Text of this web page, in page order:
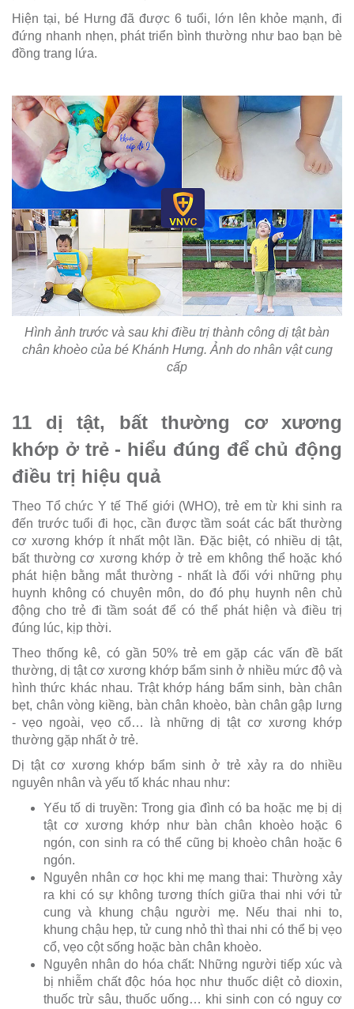
Hiện tại, bé Hưng đã được 6 tuổi, lớn lên khỏe mạnh, đi
đứng nhanh nhẹn, phát triển bình thường như bao bạn bè
đồng trang lứa.
Hình ảnh trước và sau khi điều trị thành công dị tật bàn
chân khoèo của bé Khánh Hưng. Ảnh do nhân vật cung
cấp
11 dị tật, bất thường cơ xương
khớp ở trẻ - hiểu đúng để chủ động
điều trị hiệu quả
Theo Tổ chức Y tế Thế giới (WHO), trẻ em từ khi sinh ra
đến trước tuổi đi học, cần được tầm soát các bất thường
cơ xương khớp ít nhất một lần. Đặc biệt, có nhiều dị tật,
bất thường cơ xương khớp ở trẻ em không thể hoặc khó
phát hiện bằng mắt thường - nhất là đối với những phụ
huynh không có chuyên môn, do đó phụ huynh nên chủ
động cho trẻ đi tầm soát để có thể phát hiện và điều trị
đúng lúc, kịp thời.
Theo thống kê, có gần 50% trẻ em gặp các vấn đề bất
thường, dị tật cơ xương khớp bẩm sinh ở nhiều mức độ và
hình thức khác nhau. Trật khớp háng bẩm sinh, bàn chân
bẹt, chân vòng kiềng, bàn chân khoèo, bàn chân gập lưng
- vẹo ngoài, vẹo cổ… là những dị tật cơ xương khớp
thường gặp nhất ở trẻ.
Dị tật cơ xương khớp bẩm sinh ở trẻ xảy ra do nhiều
nguyên nhân và yếu tố khác nhau như:
Yếu tố di truyền: Trong gia đình có ba hoặc mẹ bị dị
tật cơ xương khớp như bàn chân khoèo hoặc 6
ngón, con sinh ra có thể cũng bị khoèo chân hoặc 6
ngón.
Nguyên nhân cơ học khi mẹ mang thai: Thường xảy
ra khi có sự không tương thích giữa thai nhi với tử
cung và khung chậu người mẹ. Nếu thai nhi to,
khung chậu hẹp, tử cung nhỏ thì thai nhi có thể bị vẹo
cổ, vẹo cột sống hoặc bàn chân khoèo.
Nguyên nhân do hóa chất: Những người tiếp xúc và
bị nhiễm chất độc hóa học như thuốc diệt cỏ dioxin,
thuốc trừ sâu, thuốc uống… khi sinh con có nguy cơ